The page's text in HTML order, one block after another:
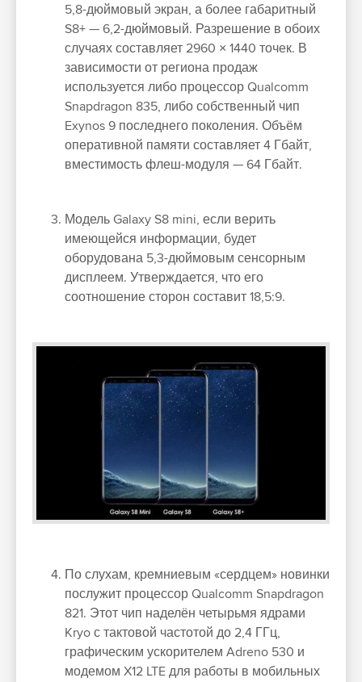
5,8-дюймовый экран, а более габаритный
S8+ — 6,2-дюймовый. Разрешение в обоих
случаях составляет 2960 × 1440 точек. В
зависимости от региона продаж
используется либо процессор Qualcomm
Snapdragon 835, либо собственный чип
Exynos 9 последнего поколения. Объём
оперативной памяти составляет 4 Гбайт,
вместимость флеш-модуля — 64 Гбайт.
Модель Galaxy S8 mini, если верить
имеющейся информации, будет
оборудована 5,3-дюймовым сенсорным
дисплеем. Утверждается, что его
соотношение сторон составит 18,5:9.
По слухам, кремниевым «сердцем» новинки
послужит процессор Qualcomm Snapdragon
821. Этот чип наделён четырьмя ядрами
Kryo с тактовой частотой до 2,4 ГГц,
графическим ускорителем Adreno 530 и
модемом X12 LTE для работы в мобильных